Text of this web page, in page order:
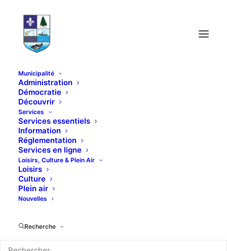
Municipalité
Administration
Démocratie
Découvrir
Services
Services essentiels
Information
Réglementation
Services en ligne
Loisirs, Culture & Plein Air
Loisirs
Culture
Plein air
Nouvelles
Recherche
Culture